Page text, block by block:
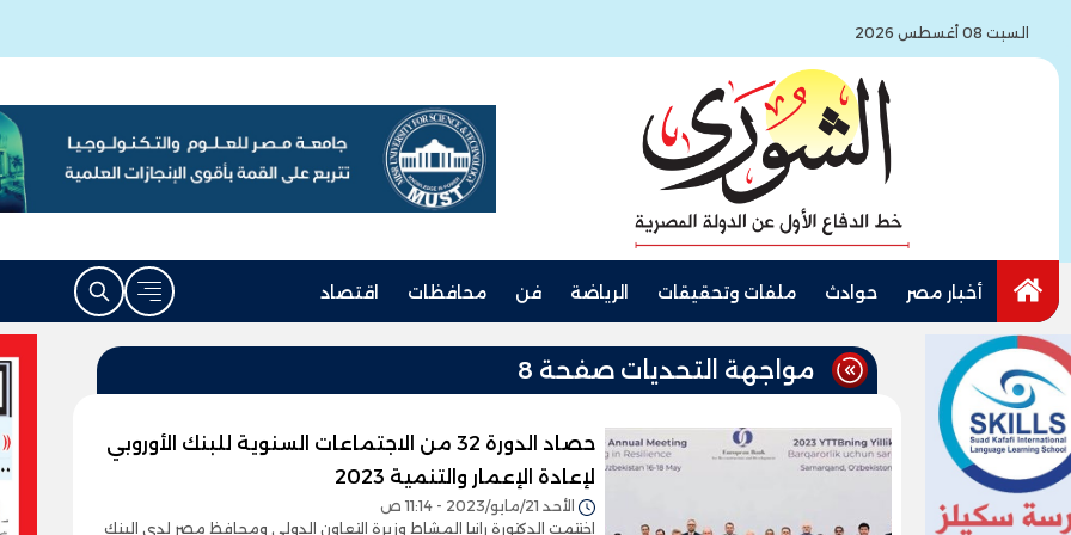
السبت 08 أغسطس 2026
أخبار مصر حوادث ملفات وتحقيقات الرياضة فن محافظات اقتصاد
مواجهة التحديات صفحة 8
حصاد الدورة 32 من الاجتماعات السنوية للبنك الأوروبي
لإعادة الإعمار والتنمية 2023
الأحد 21/مايو/2023 - 11:14 ص
اختتمت الدكتورة رانيا المشاط وزيرة التعاون الدولي ومحافظ مصر لدى البنك